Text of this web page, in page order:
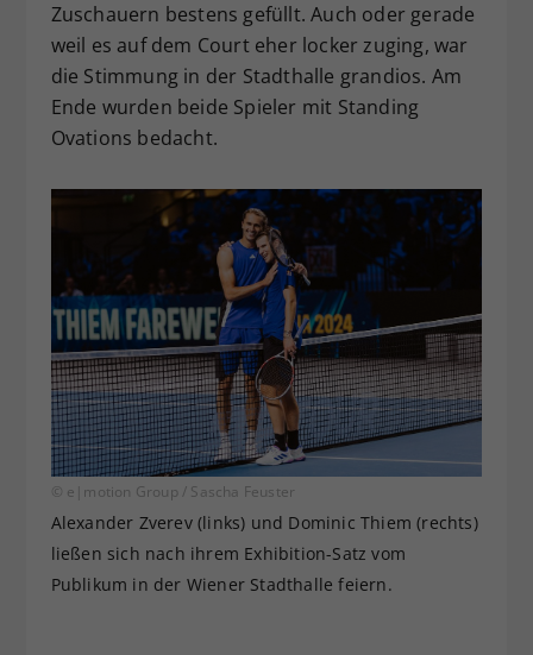
Zuschauern bestens gefüllt. Auch oder gerade
weil es auf dem Court eher locker zuging, war
die Stimmung in der Stadthalle grandios. Am
Ende wurden beide Spieler mit Standing
Ovations bedacht.
© e|motion Group / Sascha Feuster
Alexander Zverev (links) und Dominic Thiem (rechts)
ließen sich nach ihrem Exhibition-Satz vom
Publikum in der Wiener Stadthalle feiern.